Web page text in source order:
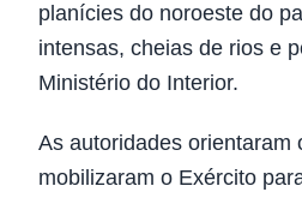
planícies do noroeste do
intensas, cheias de rios e
Ministério do Interior.
As autoridades orientaram
mobilizaram o Exército